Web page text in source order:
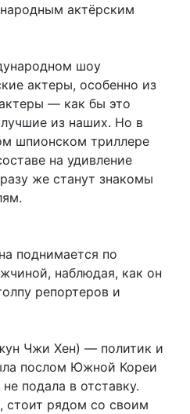
актёрским
шоу
актеры, особенно из
— как бы это
из наших. Но в
шпионском триллере
на удивление
же станут знакомы
поднимается по
наблюдая, как он
репортеров и
Чжи Хен) — политик и
послом Южной Кореи
подала в отставку.
стоит рядом со своим